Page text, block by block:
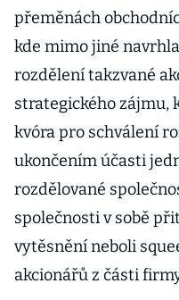
přeměnách
kde mimo jiné
rozdělení takzvané
strategického zájmu,
kvóra pro schválení
ukončením účasti
rozdělované
společnosti v sobě
vytěsnění neboli
akcionářů z části